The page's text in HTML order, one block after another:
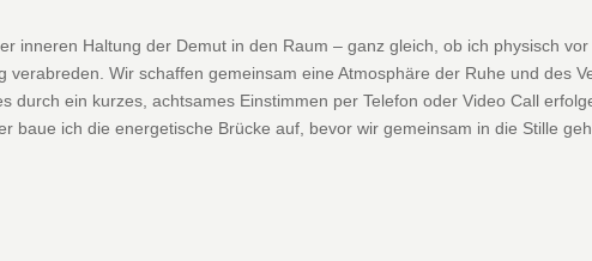
inneren Haltung der Demut in den Raum – ganz gleich, ob ich physisch
verabreden. Wir schaffen gemeinsam eine Atmosphäre der Ruhe und des
durch ein kurzes, achtsames Einstimmen per Telefon oder Video Call
baue ich die energetische Brücke auf, bevor wir gemeinsam in die Stille